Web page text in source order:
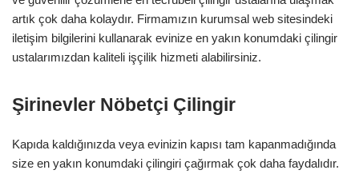
artık çok daha kolaydır. Firmamızın kurumsal web sitesindeki
iletişim bilgilerini kullanarak evinize en yakın konumdaki çilingir
ustalarımızdan kaliteli işçilik hizmeti alabilirsiniz.
Şirinevler Nöbetçi Çilingir
Kapıda kaldığınızda veya evinizin kapısı tam kapanmadığında
size en yakın konumdaki çilingiri çağırmak çok daha faydalıdır.